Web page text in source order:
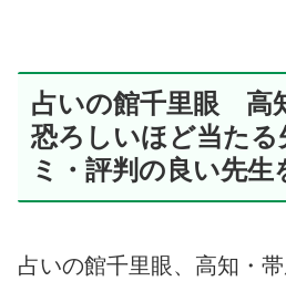
占いの館千里眼 高
恐ろしいほど当たる
ミ・評判の良い先生
占いの館千里眼、高知・